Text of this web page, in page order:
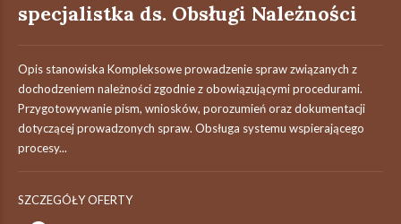
specjalistka ds. Obsługi Należności
Opis stanowiska Kompleksowe prowadzenie spraw związanych z
dochodzeniem należności zgodnie z obowiązującymi procedurami.
Przygotowywanie pism, wniosków, porozumień oraz dokumentacji
dotyczącej prowadzonych spraw. Obsługa systemu wspierającego
procesy...
SZCZEGÓŁY OFERTY